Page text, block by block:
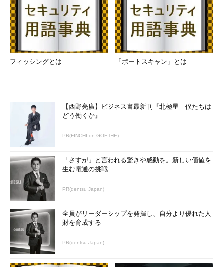
フィッシングとは 「ポートスキャン」とは
【西野亮廣】ビジネス書最新刊『北極星 僕たちは
どう働くか』
PR(FINCHI on GOETHE)
「さすが」と言われる驚きや感動を。新しい価値を
生む電通の挑戦
PR(dentsu Japan)
全員がリーダーシップを発揮し、自分より優れた人
財を育成する
PR(dentsu Japan)